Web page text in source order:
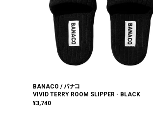
BANACO / バナコ
VIVID TERRY ROOM SLIPPER - BLACK
¥3,740